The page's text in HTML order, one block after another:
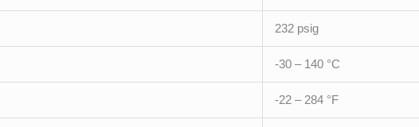
232 psig
-30 – 140 °C
-22 – 284 °F